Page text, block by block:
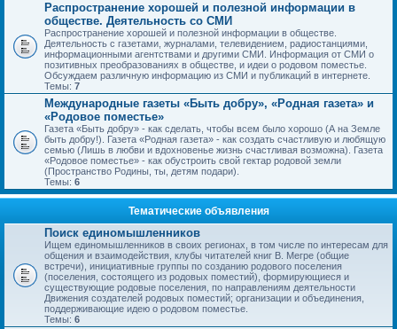
Распространение хорошей и полезной информации в
обществе. Деятельность со СМИ
Распространение хорошей и полезной информации в обществе.
Деятельность с газетами, журналами, телевидением, радиостанциями,
информационными агентствами и другими СМИ. Информация от СМИ о
позитивных преобразованиях в обществе, и идеи о родовом поместье.
Обсуждаем различную информацию из СМИ и публикаций в интернете.
Темы: 7
Международные газеты «Быть добру», «Родная газета» и
«Родовое поместье»
Газета «Быть добру» - как сделать, чтобы всем было хорошо (А на Земле
быть добру!). Газета «Родная газета» - как создать счастливую и любящую
семью (Лишь в любви и вдохновенье жизнь счастливая возможна). Газета
«Родовое поместье» - как обустроить свой гектар родовой земли
(Пространство Родины, ты, детям подари).
Темы: 6
Тематические объявления
Поиск единомышленников
Ищем единомышленников в своих регионах, в том числе по интересам для
общения и взаимодействия, клубы читателей книг В. Мегре (общие
встречи), инициативные группы по созданию родового поселения
(поселения, состоящего из родовых поместий), формирующиеся и
существующие родовые поселения, по направлениям деятельности
Движения создателей родовых поместий; организации и объединения,
поддерживающие идею о родовом поместье.
Темы: 6